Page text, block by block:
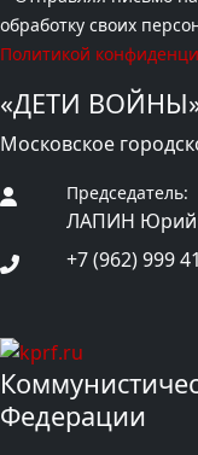
обработку своих
Политикой
«ДЕТИ
Московское
Председатель:
ЛАПИН Юрий
+7 (962) 999
Федерации